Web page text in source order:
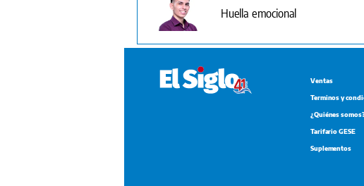
Huella emocional
Ventas
Terminos y
¿Quiénes
Tarifario GESE
Suplementos